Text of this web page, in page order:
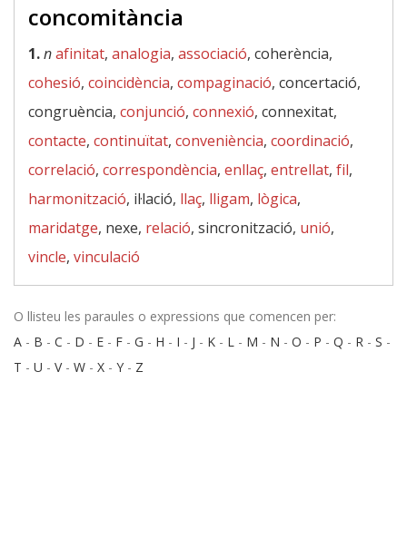
concomitància
1.nafinitat, analogia, associació, coherència,
cohesió, coincidència, compaginació, concertació,
congruència, conjunció, connexió, connexitat,
contacte, continuïtat, conveniència, coordinació,
correlació, correspondència, enllaç, entrellat, fil,
harmonització, il·lació, llaç, lligam, lògica,
maridatge, nexe, relació, sincronització, unió,
vincle, vinculació
O llisteu les paraules o expressions que comencen per:
A - B - C - D - E - F - G - H - I - J - K - L - M - N - O - P - Q - R - S -
T - U - V- W - X - Y - Z